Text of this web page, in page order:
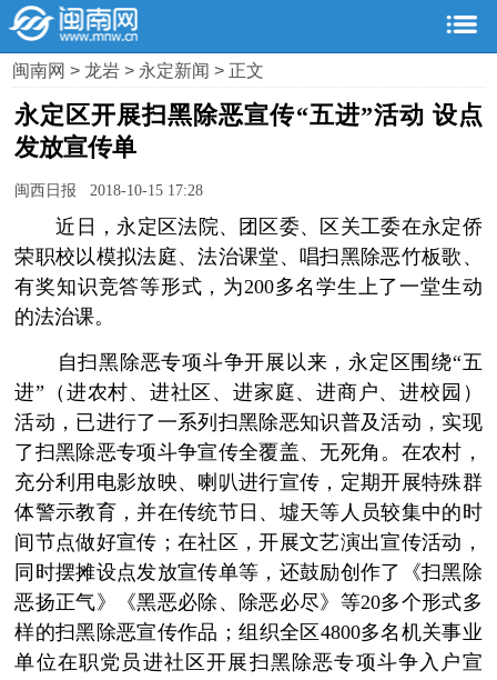
闽南网>龙岩> 永定新闻> 正文
永定区开展扫黑除恶宣传“五进”活动 设点
发放宣传单
闽西日报 2018-10-15 17:28
­ 近日，永定区法院、团区委、区关工委在永定侨
荣职校以模拟法庭、法治课堂、唱扫黑除恶竹板歌、
有奖知识竞答等形式，为200多名学生上了一堂生动
的法治课。
­ 自扫黑除恶专项斗争开展以来，永定区围绕“五
进”（进农村、进社区、进家庭、进商户、进校园）
活动，已进行了一系列扫黑除恶知识普及活动，实现
了扫黑除恶专项斗争宣传全覆盖、无死角。在农村，
充分利用电影放映、喇叭进行宣传，定期开展特殊群
体警示教育，并在传统节日、墟天等人员较集中的时
间节点做好宣传；在社区，开展文艺演出宣传活动，
同时摆摊设点发放宣传单等，还鼓励创作了《扫黑除
恶扬正气》《黑恶必除、除恶必尽》等20多个形式多
样的扫黑除恶宣传作品；组织全区4800多名机关事业
单位在职党员进社区开展扫黑除恶专项斗争入户宣